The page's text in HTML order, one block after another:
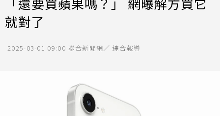
就對了
2025-03-01 09:00 聯合新聞網／ 綜合報導